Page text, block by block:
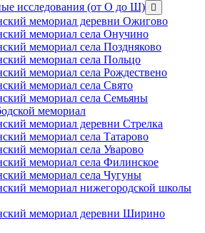
исследования (от О до Ш) открыть
меню
мемориал деревни Ожигово
мемориал села Онучино
мемориал села Поздняково
мемориал села Польцо
мемориал села Рождествено
мемориал села Свято
мемориал села Семьяны
мемориал
мемориал деревни Стрелка
мемориал села Татарово
мемориал села Уварово
мемориал села Филинское
мемориал села Чугуны
мемориал нижегородской школы
мемориал деревни Ширино